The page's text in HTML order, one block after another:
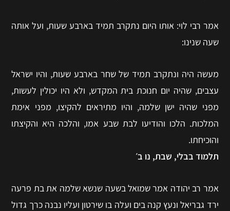
אמר רבי לוי: אותו היום נתקרב תמיד בארבע שעות, ועל אותה
שעה שנינו:
מעשה היה ונתקרב תמיד של שחר בארבע שעות, והיו ישראל
עצבים, שהיה יום חנוכת בית המקדש, ולא היו יכולין לעשות,
מפני שהיה ישן שלמה, והיו מתיראים להקיצו, מפני אימת
המלכות. הלכו והודיעו לבת שבע אמו, והלכה היא והקיצתו
והוכיחתו.
תלמוד בבלי, שבת, נו ב׳
אמר רב יהודה אמר שמואל בשעה שנשא שלמה את בת פרעה
ירד גבריאל ונעץ קנה בים ועלה בו שירטון ועליו נבנה כרך גדול